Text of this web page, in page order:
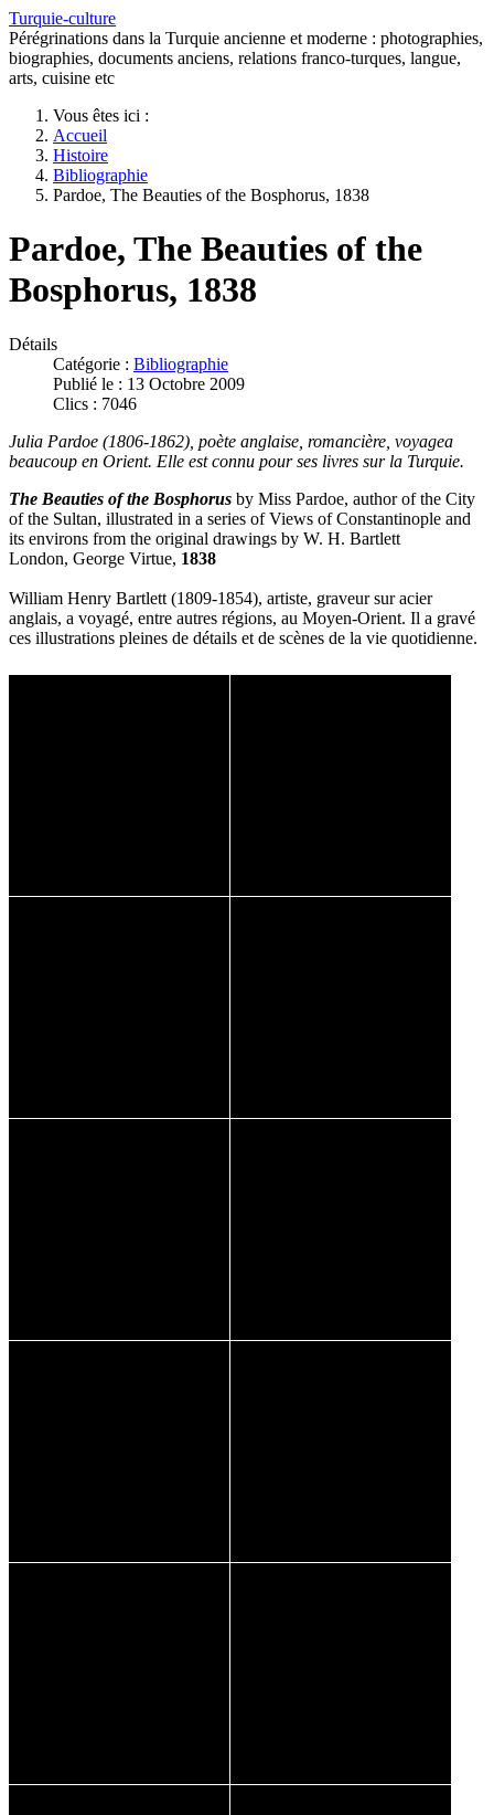
Turquie-culture
Pérégrinations dans la Turquie ancienne et moderne : photographies,
biographies, documents anciens, relations franco-turques, langue,
arts, cuisine etc
Vous êtes ici :
Accueil
Histoire
Bibliographie
Pardoe, The Beauties of the Bosphorus, 1838
Pardoe, The Beauties of the
Bosphorus, 1838
Détails
Catégorie : Bibliographie
Publié le : 13 Octobre 2009
Clics : 7046
Julia Pardoe (1806-1862), poète anglaise, romancière, voyagea
beaucoup en Orient. Elle est connu pour ses livres sur la Turquie.
The Beauties of the Bosphorus by Miss Pardoe, author of the City
of the Sultan, illustrated in a series of Views of Constantinople and
its environs from the original drawings by W. H. Bartlett
London, George Virtue, 1838
William Henry Bartlett (1809-1854), artiste, graveur sur acier
anglais, a voyagé, entre autres régions, au Moyen-Orient. Il a gravé
ces illustrations pleines de détails et de scènes de la vie quotidienne.